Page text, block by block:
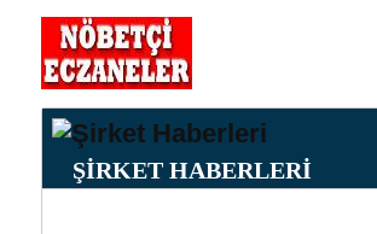
ŞİRKET HABERLERİ